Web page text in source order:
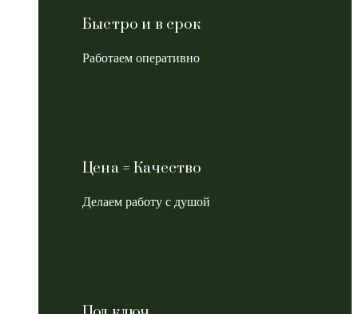
Быстро и в срок
Работаем оперативно
Цена = Качество
Делаем работу с душой